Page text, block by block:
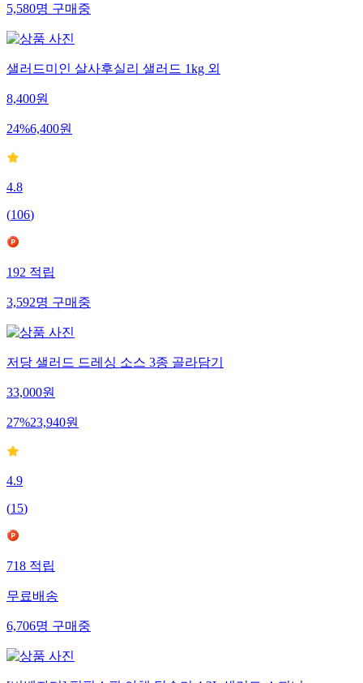
5,580명구매중
샐러드미인 살사후실리 샐러드 1kg 외
8,400원
24%6,400원
4.8
(106)
192적립
3,592명구매중
저당 샐러드 드레싱 소스 3종 골라담기
33,000원
27%23,940원
4.9
(15)
718적립
무료배송
6,706명구매중